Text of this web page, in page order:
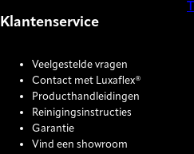
Klantenservice
Veelgestelde vragen
Contact met Luxaflex®
Producthandleidingen
Reinigingsinstructies
Garantie
Vind een showroom